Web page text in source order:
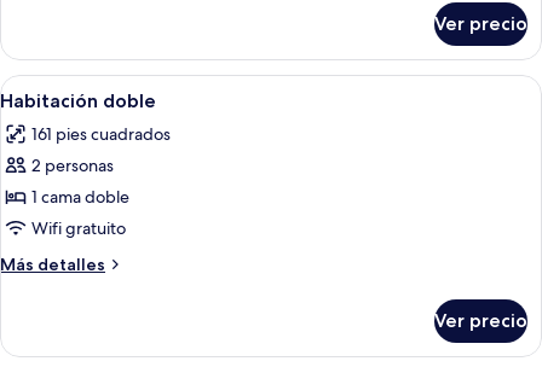
camas
individuales
superior
con
2
individuales
Ver precio
Abrir
todas
las
fotos
de
Habitación
doble
Una habitación de hotel moderna
7
Habitación doble
161 pies cuadrados
2 personas
1 cama doble
Wifi gratuito
Más detalles
Más
doble
Ver precio